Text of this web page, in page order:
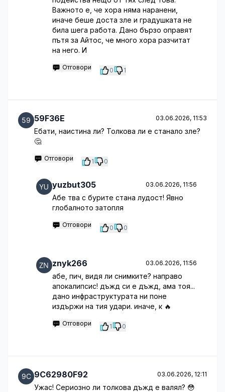
Важното е, че хора няма наранени,
иначе беше доста зле и градушката не
била шега работа. Дано бързо оправят
пътя за Айтос, че много хора разчитат
на него. И
Отговори 0 1
59F36E 03.06.2026, 11:53
Ебати, наистина ли? Толкова ли е станало зле?
🤔
Отговори 1 0
yuzbut305 03.06.2026, 11:56
Абе тва с бурите стана лудост! Явно
глобалното затопля
Отговори 0 0
znyk266 03.06.2026, 11:56
абе, пич, видя ли снимките? направо
апокалипсис! дъжд си е дъжд, ама тоя...
дано инфраструктурата ни поне
издържи на тия удари. иначе, к 🔥
Отговори 1 0
9C62980F92 03.06.2026, 12:11
Ужас! Сериозно ли толкова дъжд е валял? 😳